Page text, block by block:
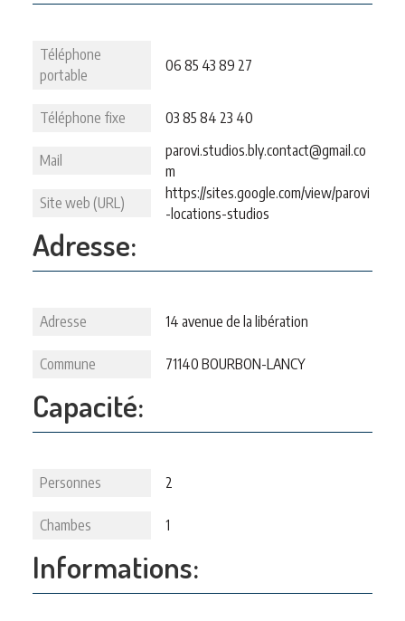
Téléphone
portable
06 85 43 89 27
Téléphone fixe 03 85 84 23 40
Mail
parovi.studios.bly.contact@gmail.co
m
Site web (URL)
https://sites.google.com/view/parovi
-locations-studios
Adresse:
Adresse 14 avenue de la libération
Commune 71140 BOURBON-LANCY
Capacité:
Personnes 2
Chambes 1
Informations: